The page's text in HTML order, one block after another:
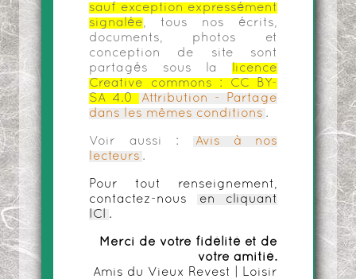
sauf exception expressément
signalée, tous nos écrits,
documents, photos et
conception de site sont
partagés sous la
licence
Creative commons :
CC BY-
SA 4.0
Attribution - Partage
dans les mêmes conditions .
Voir aussi :
Avis à nos
lecteurs .
Pour tout renseignement,
contactez-nous
en cliquant
ICI
.
Merci de votre fidélité et de
votre amitié.
Amis du Vieux Revest | Loisir